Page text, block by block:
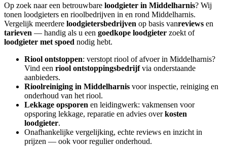
Op zoek naar een betrouwbare loodgieter in Middelharnis? Wij
tonen loodgieters en rioolbedrijven in en rond Middelharnis.
Vergelijk meerdere loodgietersbedrijven op basis vanreviews en
tarieven — handig als u een goedkope loodgieter zoekt of
loodgieter met spoed nodig hebt.
Riool ontstoppen: verstopt riool of afvoer in Middelharnis?
Vind een riool ontstoppingsbedrijfvia onderstaande
aanbieders.
Rioolreiniging in Middelharnis voor inspectie, reiniging en
onderhoud van het riool.
Lekkage opsporen en leidingwerk: vakmensen voor
opsporing lekkage, reparatie en advies overkosten
loodgieter.
Onafhankelijke vergelijking, echte reviews en inzicht in
prijzen — ook voor regulier onderhoud.